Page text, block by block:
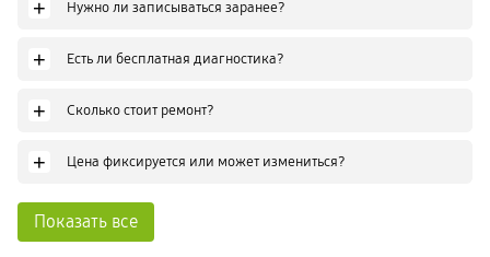
+ Нужно ли записываться заранее?
+ Есть ли бесплатная диагностика?
+ Сколько стоит ремонт?
+ Цена фиксируется или может измениться?
Показать все